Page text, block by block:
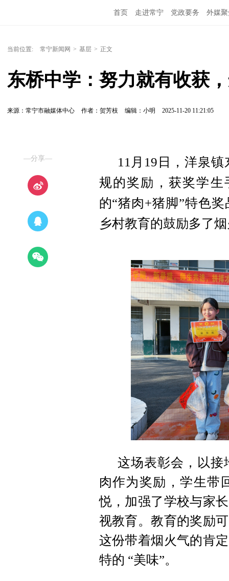
首页 走进常宁 党政要务 外媒
当前位置: 常宁新闻网 > 基层 > 正文
东桥中学：努力就有收获
来源：常宁市融媒体中心 作者：贺芳枝 编辑：小明 2025-11-20 11:21:05
—分享—
11月19日，洋泉
规的奖励， 获奖学生
的“猪肉+猪脚”特色
乡村教育的鼓励多了
这场表彰会，以接
肉作为奖励，学生带
悦，加强了学校与家
视教育。教育的奖励
这份带着烟火气的肯
特的 “美味”。